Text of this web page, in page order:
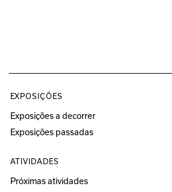
EXPOSIÇÕES
Exposições a decorrer
Exposições passadas
ATIVIDADES
Próximas atividades